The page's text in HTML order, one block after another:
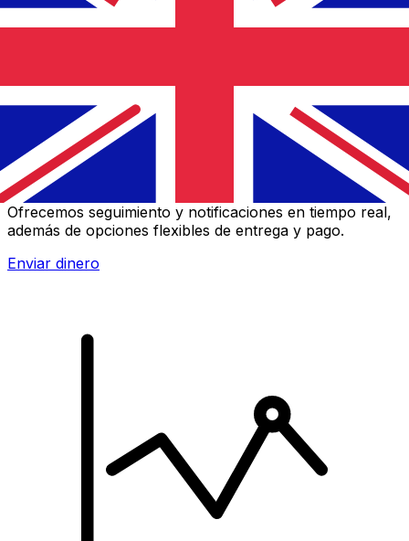
Transferencias de dinero internacionales Xe
Envíe dinero en línea de forma rápida, segura y fácil.
Ofrecemos seguimiento y notificaciones en tiempo real,
además de opciones flexibles de entrega y pago.
Enviar dinero